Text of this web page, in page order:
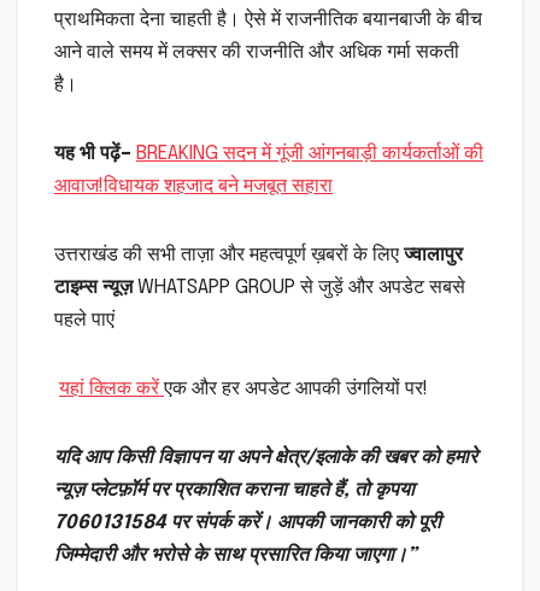
प्राथमिकता देना चाहती है। ऐसे में राजनीतिक बयानबाजी के बीच
आने वाले समय में लक्सर की राजनीति और अधिक गर्मा सकती
है।
यह भी पढ़ें– BREAKING सदन में गूंजी आंगनबाड़ी कार्यकर्ताओं की
आवाज!विधायक शहजाद बने मजबूत सहारा
उत्तराखंड की सभी ताज़ा और महत्वपूर्ण ख़बरों के लिएज्वालापुर
टाइम्स न्यूज़WHATSAPP GROUP से जुड़ें और अपडेट सबसे
पहले पाएं
यहां क्लिक करेंएक और हर अपडेट आपकी उंगलियों पर!
यदि आप किसी विज्ञापन या अपने क्षेत्र/इलाके की खबर को हमारे
न्यूज़ प्लेटफ़ॉर्म पर प्रकाशित कराना चाहते हैं, तो कृपया
7060131584 पर संपर्क करें। आपकी जानकारी को पूरी
जिम्मेदारी और भरोसे के साथ प्रसारित किया जाएगा।”